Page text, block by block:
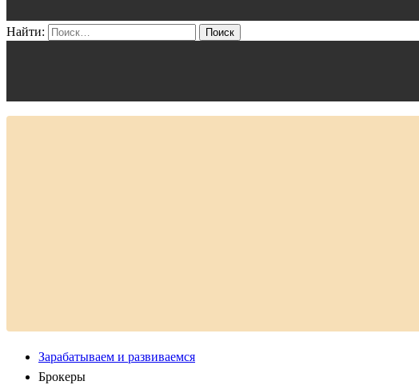
Найти:
Зарабатываем и развиваемся
Брокеры